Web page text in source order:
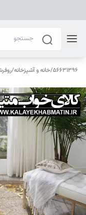
56631396
/خانه و آشپزخانه/